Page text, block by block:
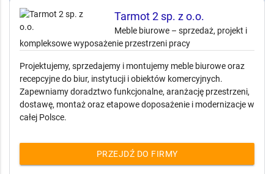
Polecane Firmy
Tarmot 2 sp. z o.o.
Meble biurowe – sprzedaż, projekt i
kompleksowe wyposażenie przestrzeni pracy
recepcyjne do biur, instytucji i obiektów komercyjnych.
Zapewniamy doradztwo funkcjonalne, aranżację przestrzeni,
dostawę, montaż oraz etapowe doposażenie i modernizacje w